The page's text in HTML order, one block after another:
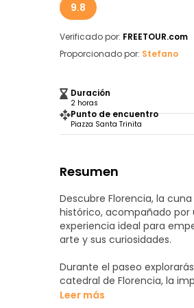
9.8
Verificado por: FREETOUR.com
Proporcionado por: Stefano
Duración
2 horas
Punto de encuentro
Piazza Santa Trinita
Resumen
Descubre Florencia, la
histórico, acompañado por
experiencia ideal para
arte y sus curiosidades.
Durante el paseo
catedral de Florencia, la
Ponte Vecchio y el
Leer más